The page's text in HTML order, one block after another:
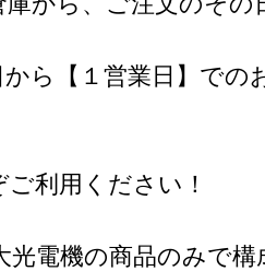
ら【１営業日】での
利用ください！
電機の商品のみで構